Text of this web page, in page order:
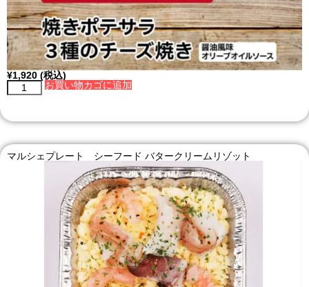
¥1,920 (税込)
お買い物カゴに追加
マルシェプレート シーフード バタークリームリゾット